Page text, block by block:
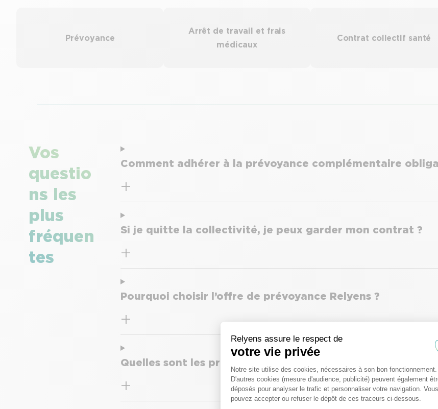
Prévoyance
Arrêt de travail et frais
médicaux
Contrat collectif santé
Vos
questio
ns les
plus
fréquen
tes
Comment adhérer à la prévoyance complémentaire
Si je quitte la collectivité, je peux garder mon contrat ?
Pourquoi choisir l’offre de prévoyance Relyens ?
Quelles sont les prochaines étapes de la réforme PSC ?